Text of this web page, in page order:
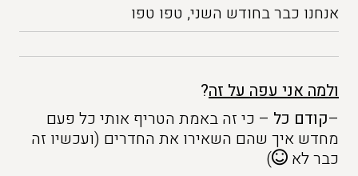
אנחנו כבר בחודש השני, טפו טפו
ולמה אני עפה על זה?
–קודם כל – כי זה באמת הטריף אותי כל פעם
מחדש איך שהם השאירו את החדרים (ועכשיו זה
כבר לא
)